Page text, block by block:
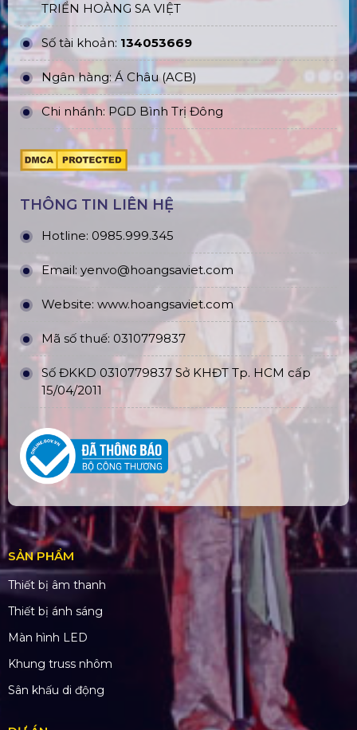
TRIỂN HOÀNG SA VIỆT
Số tài khoản: 134053669
Ngân hàng: Á Châu (ACB)
Chi nhánh: PGD Bình Trị Đông
THÔNG TIN LIÊN HỆ
Hotline: 0985.999.345
Email: yenvo@hoangsaviet.com
Website: www.hoangsaviet.com
Mã số thuế: 0310779837
Số ĐKKD 0310779837 Sở KHĐT Tp. HCM cấp
15/04/2011
SẢN PHẨM
Thiết bị âm thanh
Thiết bị ánh sáng
Màn hình LED
Khung truss nhôm
Sân khấu di động